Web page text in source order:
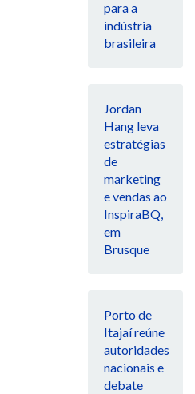
para a
indústria
brasileira
Jordan
Hang leva
estratégias
de
marketing
e vendas ao
InspiraBQ,
em
Brusque
Porto de
Itajaí reúne
autoridades
nacionais e
debate